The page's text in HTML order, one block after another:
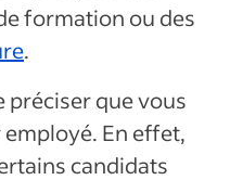
formation ou des
.
préciser que vous
En effet,
candidats